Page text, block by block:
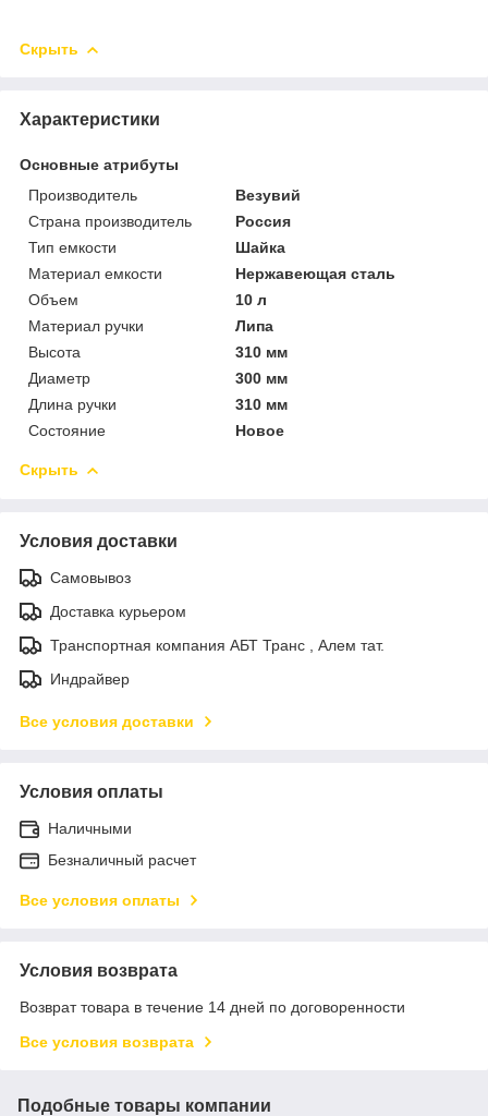
Скрыть
Характеристики
Основные атрибуты
Производитель
Везувий
Страна производитель
Россия
Тип емкости
Шайка
Материал емкости
Нержавеющая сталь
Объем
10 л
Материал ручки
Липа
Высота
310 мм
Диаметр
300 мм
Длина ручки
310 мм
Состояние
Новое
Скрыть
Условия доставки
Самовывоз
Доставка курьером
Транспортная компания АБТ Транс , Алем тат.
Индрайвер
Все условия доставки
Условия оплаты
Наличными
Безналичный расчет
Все условия оплаты
Условия возврата
Возврат товара в течение 14 дней по договоренности
Все условия возврата
Подобные товары компании